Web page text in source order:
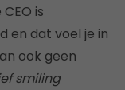
is
en dat voel je in
ook geen
smiling